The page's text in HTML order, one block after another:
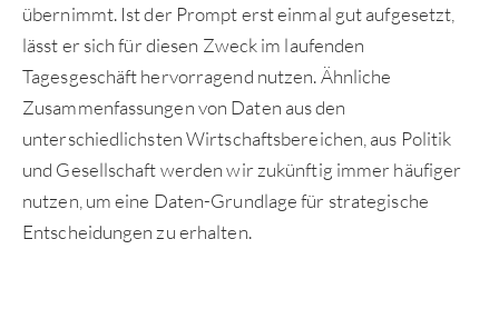
übernimmt. Ist der Prompt erst einmal gut aufgesetzt,
lässt er sich für diesen Zweck im laufenden
Tagesgeschäft hervorragend nutzen. Ähnliche
Zusammenfassungen von Daten aus den
unterschiedlichsten Wirtschaftsbereichen, aus Politik
und Gesellschaft werden wir zukünftig immer häufiger
nutzen, um eine Daten-Grundlage für strategische
Entscheidungen zu erhalten.